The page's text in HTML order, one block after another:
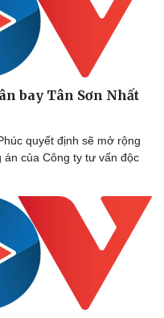
bay Tân Sơn Nhất
quyết định sẽ mở rộng
của Công ty tư vấn độc